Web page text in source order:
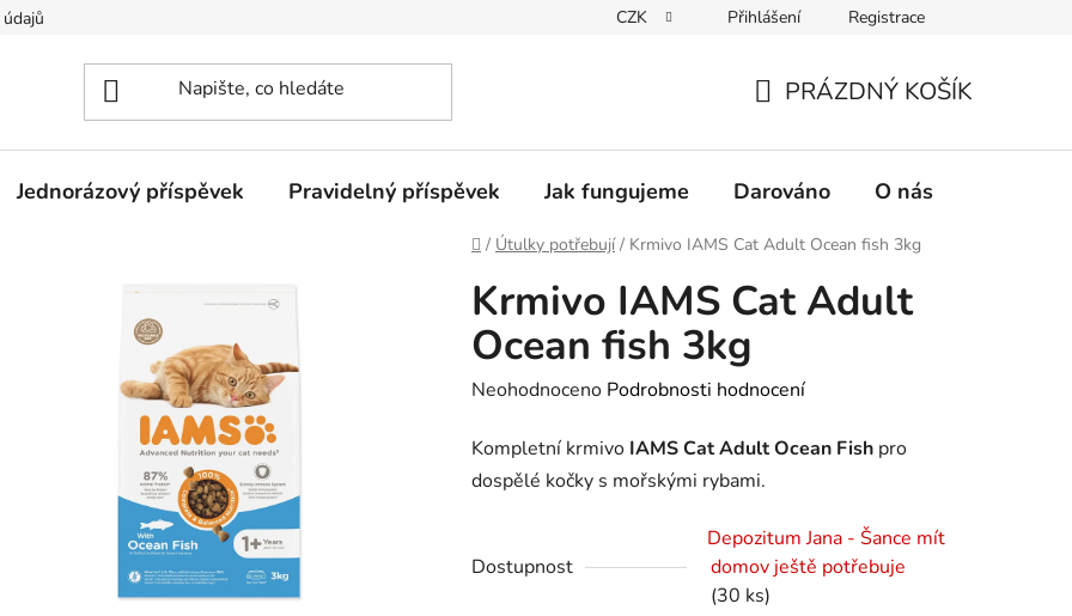
CZK Přihlášení Registrace
KOŠÍK
PRÁZDNÝ KOŠÍK
Jednorázový příspěvek Pravidelný příspěvek Jak fungujeme Darováno O nás
Domů
/ Útulky potřebují / Krmivo IAMS Cat Adult Ocean fish 3kg
Krmivo IAMS Cat Adult
Ocean fish 3kg
Průměrné
produktu
je
Neohodnoceno Podrobnosti hodnocení
Kompletní krmivo IAMS Cat Adult Ocean Fish pro
dospělé kočky s mořskými rybami.
Dostupnost
Depozitum Jana - Šance mít
domov ještě potřebuje
(30 ks)